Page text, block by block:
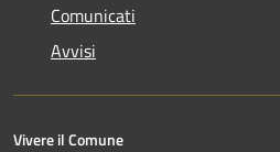
Comunicati
Avvisi
Vivere il Comune